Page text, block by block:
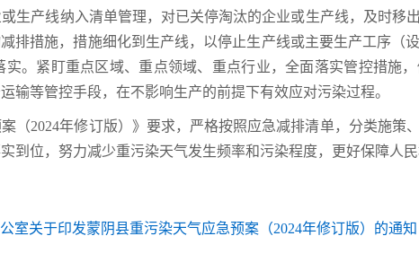
生产线纳入清单管理，对已关停淘汰的企业或生产线，及时移
排措施，措施细化到生产线，以停止生产线或主要生产工序（
。紧盯重点区域、重点领域、重点行业，全面落实管控措施
输等管控手段，在不影响生产的前提下有效应对污染过程。
（2024年修订版）》要求，严格按照应急减排清单，分类施策
到位，努力减少重污染天气发生频率和污染程度，更好保障人民
室关于印发蒙阴县重污染天气应急预案（2024年修订版）的通知